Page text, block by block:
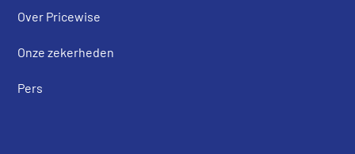
Over Pricewise
Onze zekerheden
Pers